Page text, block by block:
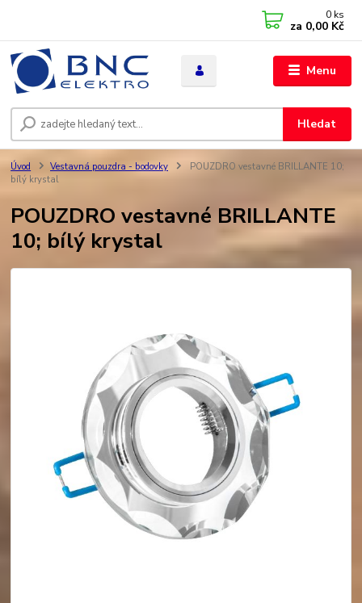
Menu
Hledat
0 ks
za 0,00 Kč
Úvod Vestavná pouzdra - bodovky
POUZDRO vestavné BRILLANTE 10;
bílý krystal
POUZDRO vestavné BRILLANTE
10; bílý krystal